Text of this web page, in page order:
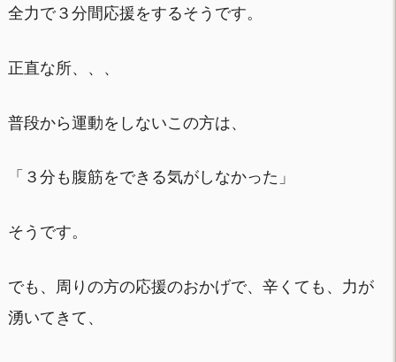
全力で３分間応援をするそうです。
正直な所、、、
普段から運動をしないこの方は、
「３分も腹筋をできる気がしなかった」
そうです。
でも、周りの方の応援のおかげで、辛くても、力が
湧いてきて、